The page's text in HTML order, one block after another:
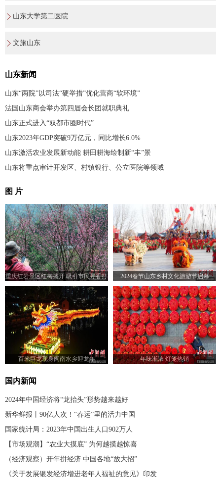
山东大学第二医院
文旅山东
山东新闻
山东“两院”以司法“硬举措”优化营商“软环境”
法国山东商会举办第四届会长团就职典礼
山东正式进入“双都市圈时代”
山东2023年GDP突破9万亿元，同比增长6.0%
山东激活农业发展新动能 耕田耕海绘制新“丰”景
山东将重点审计开发区、村镇银行、公立医院等领域
图 片
重庆红岩景区红梅盛开 吸引市民寻香打
卡
2024春节山东乡村文化旅游节启幕
百米巨龙现身闽南水乡迎龙年 年味渐浓 灯笼热销
国内新闻
2024年中国经济将“龙抬头”形势越来越好
新华鲜报丨90亿人次！“春运”里的活力中国
国家统计局：2023年中国出生人口902万人
【市场观潮】“农业大摸底” 为何越摸越惊喜
（经济观察）开年拼经济 中国各地“放大招”
《关于发展银发经济增进老年人福祉的意见》印发